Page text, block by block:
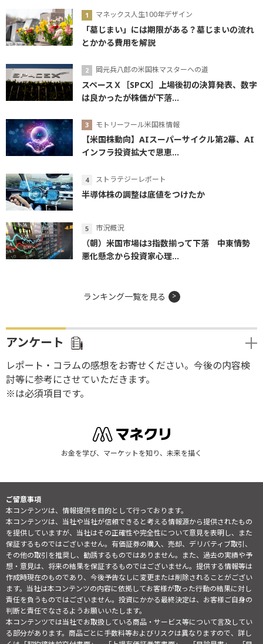
マネックス人生100年デザイン
「墓じまい」には期限がある？墓じまいの流れ
とかかる費用を解説
岡元兵八郎の米国株マスターへの道
スペースＸ［SPCX］上場後初の決算発表、数字
は良かったが株価が下落...
モトリーフール米国株情報
【米国株動向】AIスーパーサイクル第2幕、AI
インフラ投資拡大で恩恵...
ストラテジーレポート
半導体株の調整は底値をつけたか
市況概況
（朝）米国市場は3指数揃って下落 中東情勢
悪化懸念から投資家心理...
ランキング一覧を見る
アンケート
レポート・コラムの感想をお寄せください。今後の内容検
討等に参考にさせていただきます。
※は必須項目です。
お金を学び、マーケットを知り、未来を描く
ご留意事項
本コンテンツは、情報提供を目的として行っております。
本コンテンツは、当社や当社が信頼できると考える情報源から提供されたもの
を提供していますが、当社はその正確性や完全性について意見を表明し、また
保証するものではございません。有価証券の購入、売却、デリバティブ取引、
その他の取引を推奨し、勧誘するものではありません。また、過去の実績や予
想・意見は、将来の結果を保証するものではございません。提供する情報等は
作成時現在のものであり、今後予告なしに変更または削除されることがござい
ます。当社は本コンテンツの内容に依拠してお客様が取った行動の結果に対し
責任を負うものではございません。投資にかかる最終決定は、お客様ご自身の
判断と責任でなさるようお願いいたします。
本コンテンツでは当社でお取扱している商品・サービス等について言及してい
る部分があります。商品ごとに手数料等およびリスクは異なりますので、詳し